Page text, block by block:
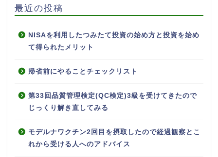
最近の投稿
NISAを利用したつみたて投資の始め方と投資を始め
て得られたメリット
帰省前にやることチェックリスト
第33回品質管理検定(QC検定)3級を受けてきたので
じっくり解き直してみる
モデルナワクチン2回目を摂取したので経過観察とこ
れから受ける人へのアドバイス